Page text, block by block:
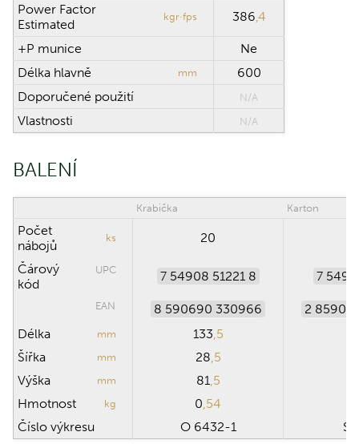
Power Factor
Estimated
kgr·fps 386,4
+P munice
Ne
Délka hlavně
mm
600
Doporučené použití
N/A
Vlastnosti N/A
BALENÍ
Krabička Karton
Počet
nábojů
ks 20
Čárový
kód
UPC 7 54908 51221 8 7
EAN 8 590690 330966
2
Délka
mm 133,5
Šířka
mm 28,5
Výška
mm 81,5
Hmotnost
kg 0,54
Číslo výkresu
O 6432-1